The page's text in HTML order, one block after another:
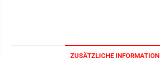
ZUSÄTZLICHE INFORMATION